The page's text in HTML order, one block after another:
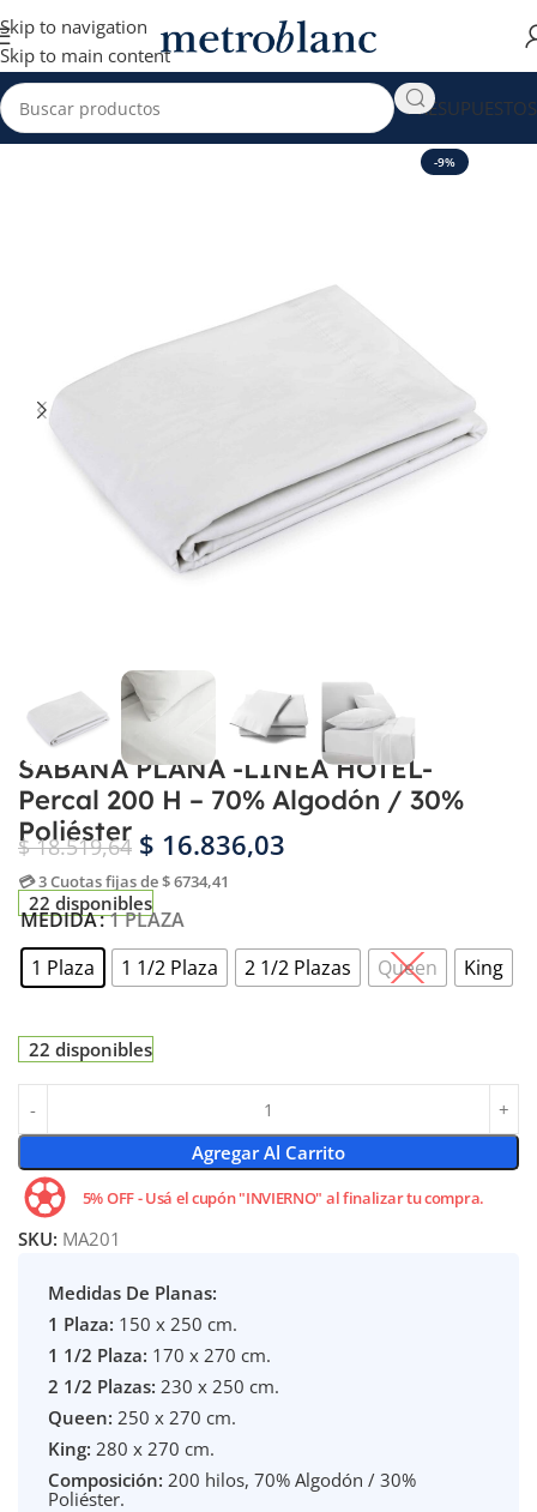
Skip to navigation
Skip to main content
PRESUPUESTOS
Inicio Hotelería e Instituciones Sábanas Hoteleras
-9%
SÁBANA PLANA -LÍNEA HOTEL-
Percal 200 H – 70% Algodón / 30%
Poliéster
$18.519,64 $ 16.836,03
💳 3 Cuotas fijas de $ 6734,41
22 disponibles
MEDIDA 1 PLAZA
1 Plaza
1 1/2 Plaza 2 1/2 Plazas Queen King
22 disponibles
Agregar Al Carrito
5% OFF - Usá el cupón "INVIERNO" al finalizar tu compra.
SKU: MA201
Medidas De Planas:
1 Plaza: 150 x 250 cm.
1 1/2 Plaza: 170 x 270 cm.
2 1/2 Plazas: 230 x 250 cm.
Queen: 250 x 270 cm.
King: 280 x 270 cm.
Composición: 200 hilos, 70% Algodón / 30%
Poliéster.